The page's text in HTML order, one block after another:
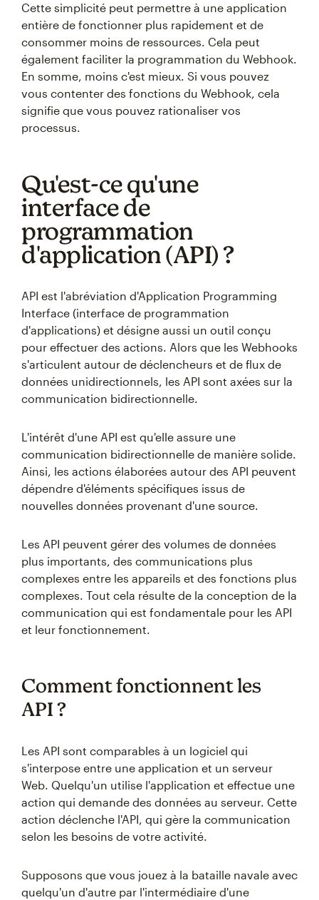
Cette simplicité peut permettre à une application
entière de fonctionner plus rapidement et de
consommer moins de ressources. Cela peut
également faciliter la programmation du Webhook.
En somme, moins c'est mieux. Si vous pouvez
vous contenter des fonctions du Webhook, cela
signifie que vous pouvez rationaliser vos
processus.
Qu'est-ce qu'une
interface de
programmation
d'application (API) ?
API est l'abréviation d'Application Programming
Interface (interface de programmation
d'applications) et désigne aussi un outil conçu
pour effectuer des actions. Alors que les Webhooks
s'articulent autour de déclencheurs et de flux de
données unidirectionnels, les API sont axées sur la
communication bidirectionnelle.
L'intérêt d'une API est qu'elle assure une
communication bidirectionnelle de manière solide.
Ainsi, les actions élaborées autour des API peuvent
dépendre d'éléments spécifiques issus de
nouvelles données provenant d'une source.
Les API peuvent gérer des volumes de données
plus importants, des communications plus
complexes entre les appareils et des fonctions plus
complexes. Tout cela résulte de la conception de la
communication qui est fondamentale pour les API
et leur fonctionnement.
Comment fonctionnent les
API ?
Les API sont comparables à un logiciel qui
s'interpose entre une application et un serveur
Web. Quelqu'un utilise l'application et effectue une
action qui demande des données au serveur. Cette
action déclenche l'API, qui gère la communication
selon les besoins de votre activité.
Supposons que vous jouez à la bataille navale avec
quelqu'un d'autre par l'intermédiaire d'une